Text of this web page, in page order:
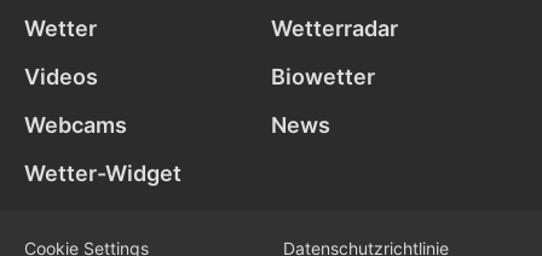
Wetter
Wetterradar
Videos
Biowetter
Webcams
News
Wetter-Widget
Cookie Settings Datenschutz­richtlinie